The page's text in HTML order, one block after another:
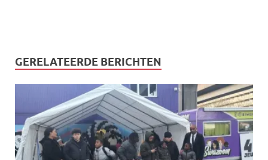
GERELATEERDE BERICHTEN